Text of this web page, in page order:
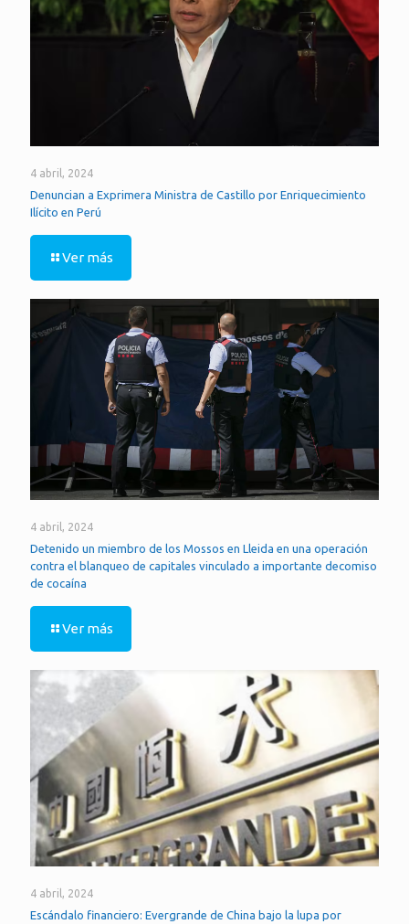
4 abril, 2024
Denuncian a Exprimera Ministra de Castillo por Enriquecimiento
Ilícito en Perú
Ver más
4 abril, 2024
Detenido un miembro de los Mossos en Lleida en una operación
contra el blanqueo de capitales vinculado a importante decomiso
de cocaína
Ver más
4 abril, 2024
Escándalo financiero: Evergrande de China bajo la lupa por